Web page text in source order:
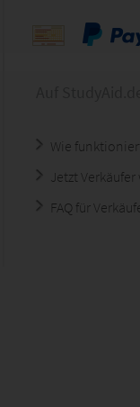
Wie
Jetzt
FAQ für